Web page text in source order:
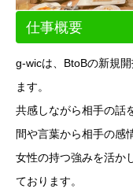
仕事概要
g-wicは、BtoBの新規
ます。
共感しながら相手の話
間や言葉から相手の感
女性の持つ強みを活か
ております。